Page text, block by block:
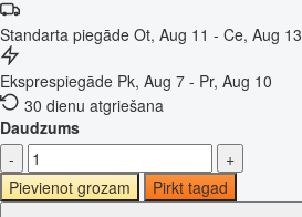
Standarta piegāde Ot, Aug 11 - Ce, Aug 13
Eksprespiegāde Pk, Aug 7 - Pr, Aug 10
30 dienu atgriešana
Daudzums
-
+
Pievienot grozam
Pirkt tagad